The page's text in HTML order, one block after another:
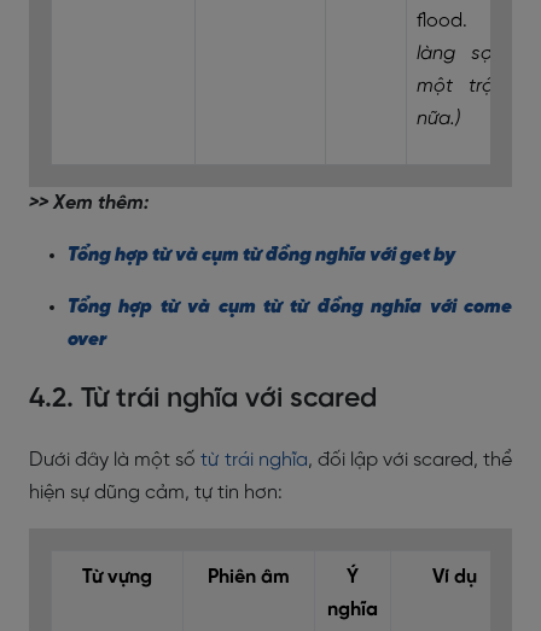
flood.
làng sợ hãi
một trận lũ
nữa.)
>> Xem thêm:
Tổng hợp từ và cụm từ đồng nghĩa với get by
Tổng hợp từ và cụm từ từ đồng nghĩa với come
over
4.2. Từ trái nghĩa với scared
Dưới đây là một sốtừ trái nghĩa, đối lập với scared, thể
hiện sự dũng cảm, tự tin hơn:
Từ vựng Phiên âm
Ý
nghĩa
Ví dụ